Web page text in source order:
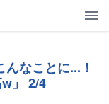
んなことに...！
」 2/4